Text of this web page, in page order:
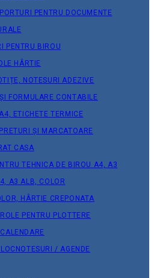
PENTRU DOCUMENTE
PENTRU BIROU
HÂRTIE
NOTESURI ADEZIVE
FORMULARE CONTABILE
ETICHETE TERMICE
ȘI MARCATOARE
CASA
TEHNICA DE BIROU A4, A3
A3 ALB, COLOR
HÂRTIE CREPONATA
PENTRU PLOTTERE
/ AGENDE